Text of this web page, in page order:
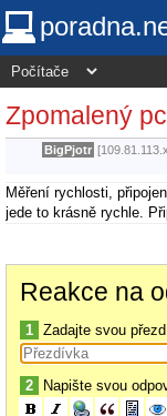
Zpomalený
BigPjotr
Měření rychlosti,
jede to krásně rychle.
Reakce na
1 Zadajte svou
2 Napište svou